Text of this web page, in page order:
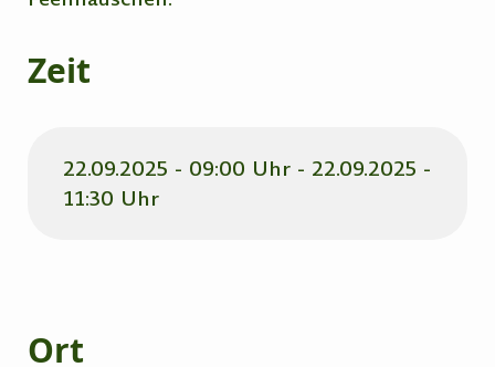
Zeit
22.09.2025 - 09:00 Uhr - 22.09.2025 -
11:30 Uhr
Ort